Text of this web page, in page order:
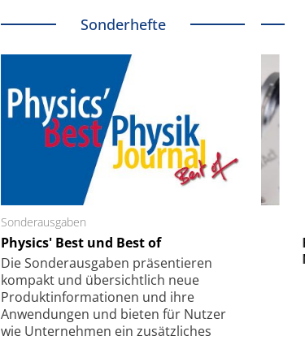
Sonderhefte
Sonderausgaben
Physics' Best und Best of
Die Sonder­ausgaben präsentieren
kompakt und übersichtlich neue
Produkt­informationen und ihre
Anwendungen und bieten für Nutzer
wie Unternehmen ein zusätzliches
Elektronenmikroskopie auf
kleinstem Raum